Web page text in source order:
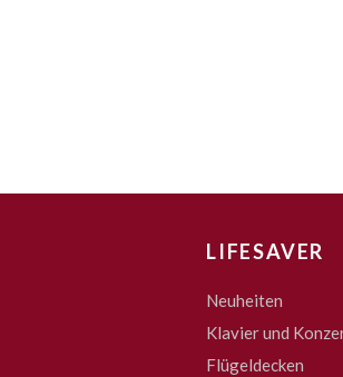
LIFESAVER
Neuheiten
Klavier und
Flügeldecken